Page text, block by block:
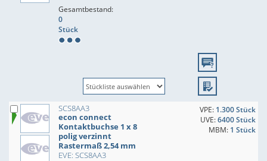
Gesamtbestand:
0
Stück
SCS8AA3
econ connect
Kontaktbuchse 1 x 8
polig verzinnt
Rastermaß 2,54 mm
EVE: SCS8AA3
VPE: 1.300 Stück
UVE:6400 Stück
MBM: 1 Stück